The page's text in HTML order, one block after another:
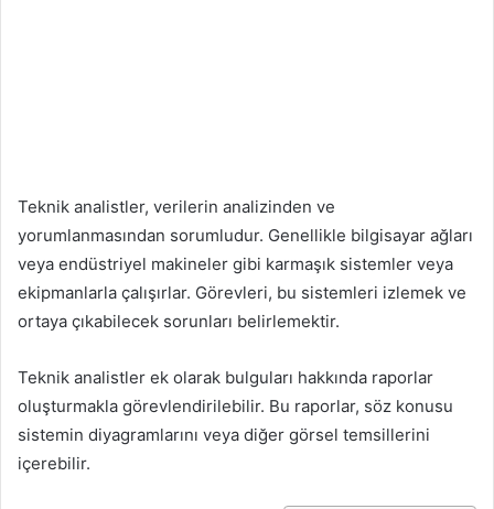
Teknik analistler, verilerin analizinden ve
yorumlanmasından sorumludur. Genellikle bilgisayar ağları
veya endüstriyel makineler gibi karmaşık sistemler veya
ekipmanlarla çalışırlar. Görevleri, bu sistemleri izlemek ve
ortaya çıkabilecek sorunları belirlemektir.
Teknik analistler ek olarak bulguları hakkında raporlar
oluşturmakla görevlendirilebilir. Bu raporlar, söz konusu
sistemin diyagramlarını veya diğer görsel temsillerini
içerebilir.